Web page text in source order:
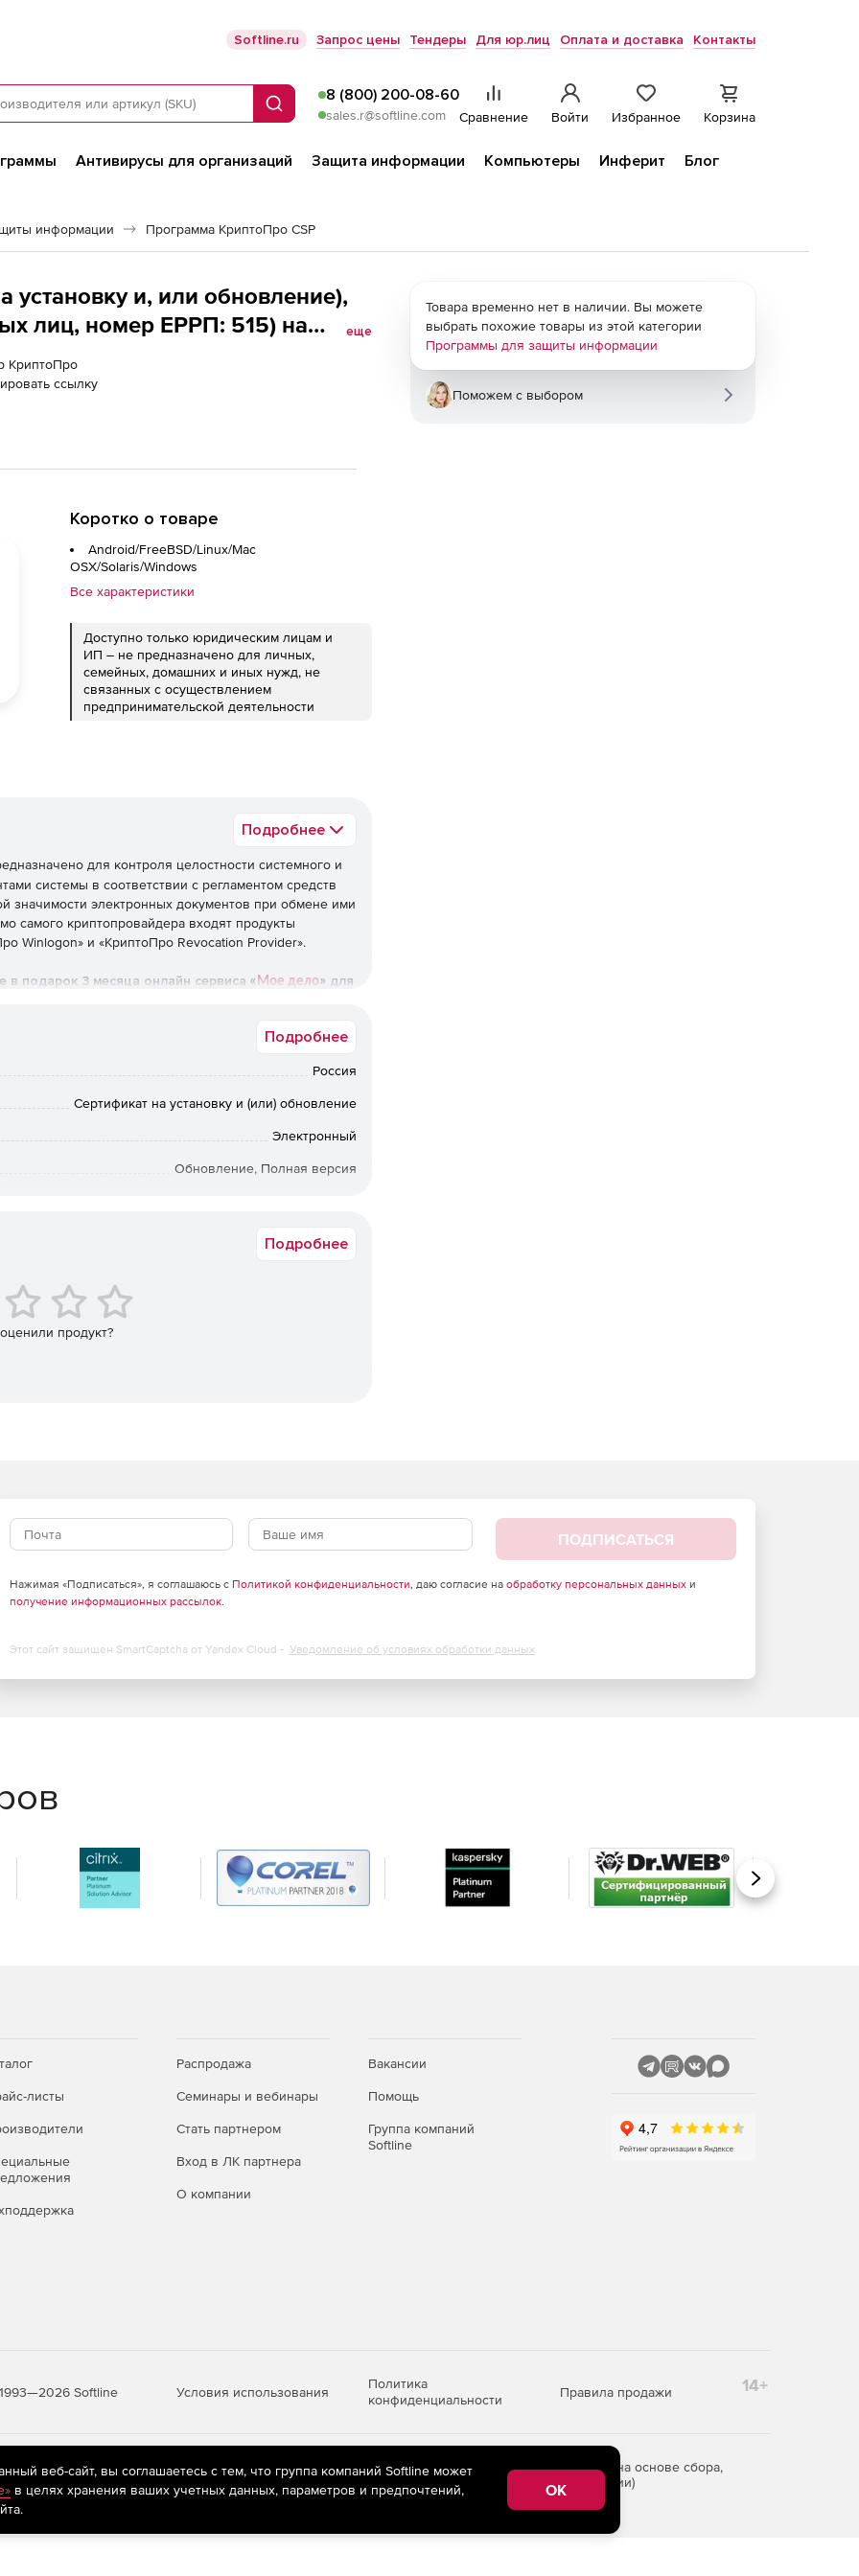
Softline.ru Запрос цены Тендеры Для юр.лиц Оплата и доставка Контакты
Поиск
8 (800) 200-08-60
sales.r@softline.com Сравнение Войти Избранное Корзина
Антивирусы для организаций Защита информации Компьютеры Инферит
Блог
информации Программа КриптоПро CSP
установку и, или обновление),
лиц, номер ЕРРП: 515) на
еще
КриптоПро
ссылку
Коротко о товаре
Android/FreeBSD/Linux/Mac
OSX/Solaris/Windows
Все характеристики
Доступно только юридическим лицам и
ИП – не предназначено для личных,
семейных, домашних и иных нужд, не
связанных с осуществлением
предпринимательской деятельности
Подробнее
для контроля целостности системного и
системы в соответствии с регламентом средств
значимости электронных документов при обмене ими
самого криптопровайдера входят продукты
Winlogon» и «КриптоПро Revocation Provider».
в подарок 3 месяца онлайн сервиса « Мое дело» для
электронных документов при обмене ими
процедур формирования и проверки
Р 34.11-2012);
целостности информации посредством ее
и имитозащиты соединений по протоколу TLS;
программного обеспечения для его защиты от
правильности функционирования;
с регламентом средств защиты.
подписи реализованы в соответствии с
2012 «Информационная технология.
формирования и проверки электронной
и вычисление имитовставки реализованы в
обработки информации. Защита
карт, поддерживающий протокол PС/SC;
CSP 5.0
x86 / x64
x64 x64
Подробнее
Россия
Сертификат на установку и (или) обновление
Электронный
Обновление, Полная версия
Подробнее
продукт?
Товара временно нет в наличии. Вы можете
выбрать похожие товары из этой категории
Программы для защиты информации
Поможем с выбором
ПОДПИСАТЬСЯ
Нажимая «Подписаться», я соглашаюсь с Политикой конфиденциальности, даю согласие на обработку персональных данныхи
получение информационных рассылок.
Этот сайт защищен SmartCaptcha от Yandex Cloud - Уведомление об условиях обработки данных
Вперед
листы
Распродажа
Семинары и вебинары
Стать партнером
Вход в ЛК партнера
О компании
Вакансии
Помощь
Группа компаний
Softline
Softline Условия использования
Политика
конфиденциальности
Правила продажи 14+
рекомендательные технологии(информационные технологии предоставления информации на основе сбора,
пользователей сети «Интернет», находящихся на территории Российской Федерации)
веб-сайт, вы соглашаетесь с тем, что группа компаний Softline может
в целях хранения ваших учетных данных, параметров и предпочтений,
OK